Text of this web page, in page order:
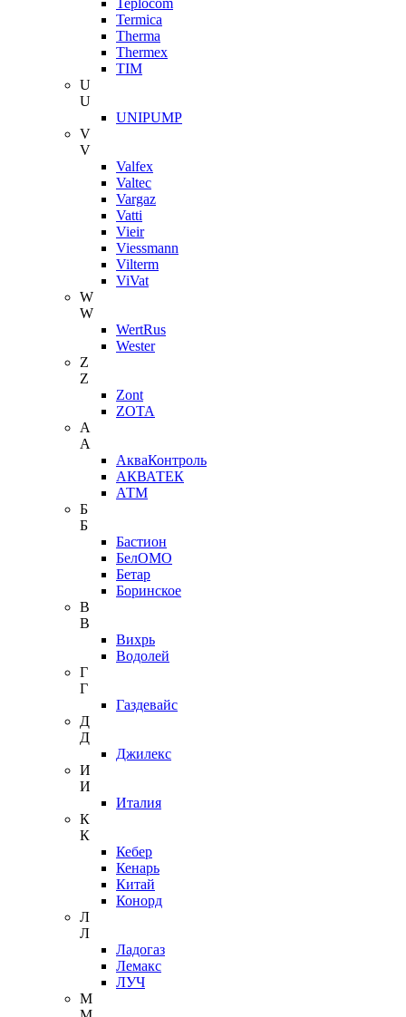
Teplocom
Termica
Therma
Thermex
TIM
U
U
UNIPUMP
V
V
Valfex
Valtec
Vargaz
Vatti
Vieir
Viessmann
Vilterm
ViVat
W
W
WertRus
Wester
Z
Z
Zont
ZOTA
А
А
АкваКонтроль
АКВАТЕК
АТМ
Б
Б
Бастион
БелОМО
Бетар
Боринское
В
В
Вихрь
Водолей
Г
Г
Газдевайс
Д
Д
Джилекс
И
И
Италия
К
К
Кебер
Кенарь
Китай
Конорд
Л
Л
Ладогаз
Лемакс
ЛУЧ
М